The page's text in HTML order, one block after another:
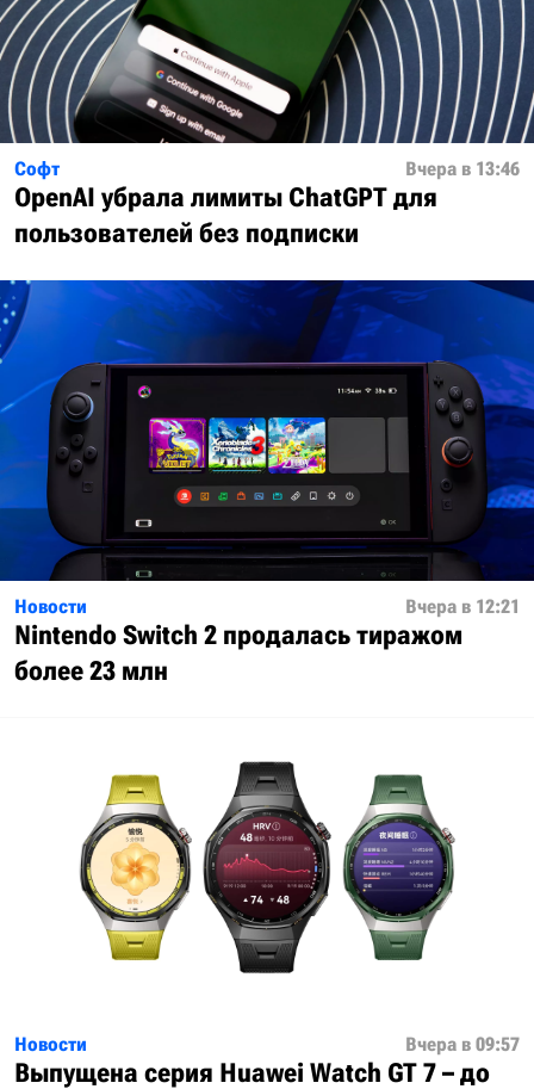
Софт Вчера в 13:46
OpenAI убрала лимиты ChatGPT для
пользователей без подписки
Новости Вчера в 12:21
Nintendo Switch 2 продалась тиражом
более 23 млн
Новости Вчера в 09:57
Выпущена серия Huawei Watch GT 7 – до